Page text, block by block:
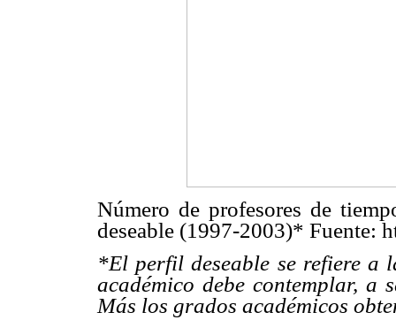
Número de profesores de
deseable (1997-2003)* Fuente:
*El perfil deseable se refiere a
académico debe contemplar, a
Más los grados académicos